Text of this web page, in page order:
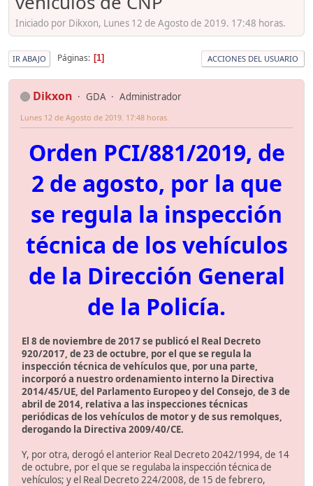
Iniciado por Dikxon, Lunes 12 de Agosto de 2019. 17:48 horas.
IR ABAJO Páginas 1 ACCIONES DEL USUARIO
Dikxon GDA Administrador
Lunes 12 de Agosto de 2019. 17:48 horas.
Orden PCI/881/2019, de
2 de agosto, por la que
se regula la inspección
técnica de los vehículos
de la Dirección General
de la Policía.
El 8 de noviembre de 2017 se publicó el Real Decreto
920/2017, de 23 de octubre, por el que se regula la
inspección técnica de vehículos que, por una parte,
incorporó a nuestro ordenamiento interno la Directiva
2014/45/UE, del Parlamento Europeo y del Consejo, de 3 de
abril de 2014, relativa a las inspecciones técnicas
periódicas de los vehículos de motor y de sus remolques,
derogando la Directiva 2009/40/CE.
Y, por otra, derogó el anterior Real Decreto 2042/1994, de 14
de octubre, por el que se regulaba la inspección técnica de
vehículos; y el Real Decreto 224/2008, de 15 de febrero,